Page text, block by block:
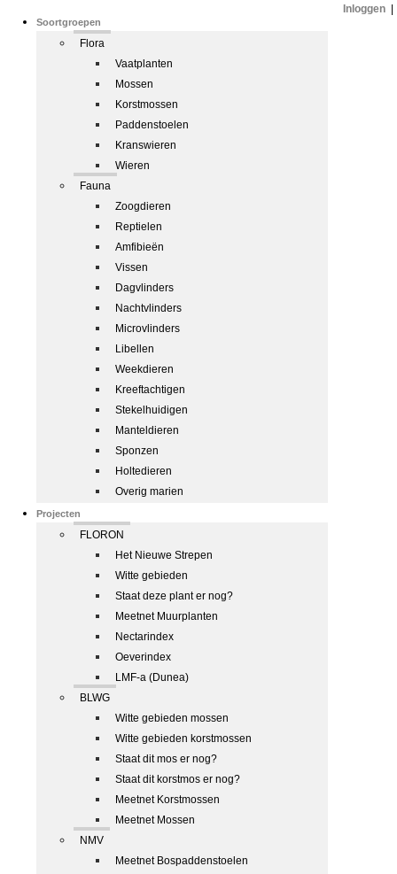
Soortgroepen
Flora
Vaatplanten
Mossen
Korstmossen
Paddenstoelen
Kranswieren
Wieren
Fauna
Zoogdieren
Reptielen
Amfibieën
Vissen
Dagvlinders
Nachtvlinders
Microvlinders
Libellen
Weekdieren
Kreeftachtigen
Stekelhuidigen
Manteldieren
Sponzen
Holtedieren
Overig marien
Projecten
FLORON
Het Nieuwe Strepen
Witte gebieden
Staat deze plant er nog?
Meetnet Muurplanten
Nectarindex
Oeverindex
LMF-a (Dunea)
BLWG
Witte gebieden mossen
Witte gebieden korstmossen
Staat dit mos er nog?
Staat dit korstmos er nog?
Meetnet Korstmossen
Meetnet Mossen
NMV
Meetnet Bospaddenstoelen
Inloggen